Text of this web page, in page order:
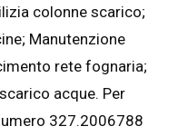
colonne scarico;
Manutenzione
rete fognaria;
acque. Per
327.2006788